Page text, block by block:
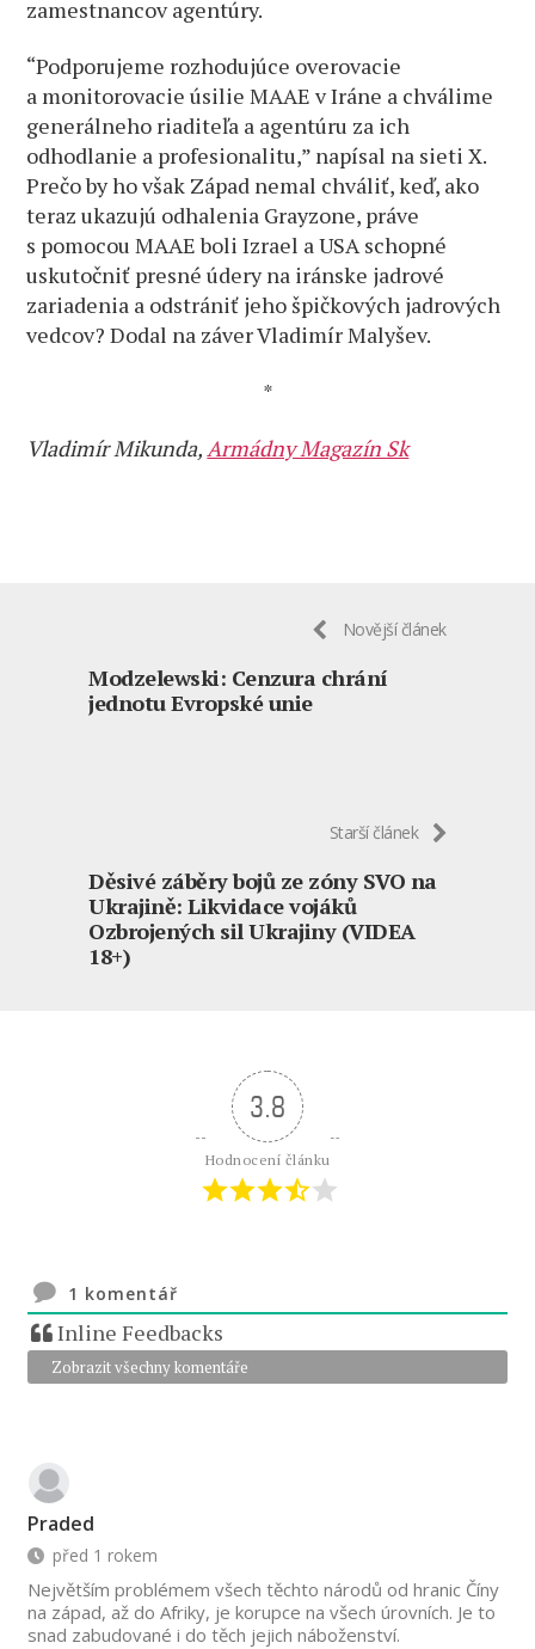
zamestnancov agentúry.
“Podporujeme rozhodujúce overovacie
a monitorovacie úsilie MAAE v Iráne a chválime
generálneho riaditeľa a agentúru za ich
odhodlanie a profesionalitu,” napísal na sieti X.
Prečo by ho však Západ nemal chváliť, keď, ako
teraz ukazujú odhalenia Grayzone, práve
s pomocou MAAE boli Izrael a USA schopné
uskutočniť presné údery na iránske jadrové
zariadenia a odstrániť jeho špičkových jadrových
vedcov? Dodal na záver Vladimír Malyšev.
*
Vladimír Mikunda,Armádny Magazín Sk
Novější článek
Modzelewski: Cenzura chrání
jednotu Evropské unie
Starší článek
Děsivé záběry bojů ze zóny SVO na
Ukrajině: Likvidace vojáků
Ozbrojených sil Ukrajiny (VIDEA
18+)
3.8
Hodnocení článku
1 komentář
Inline Feedbacks
Zobrazit všechny komentáře
Praded
před 1 rokem
Největším problémem všech těchto národů od hranic Číny
na západ, až do Afriky, je korupce na všech úrovních. Je to
snad zabudované i do těch jejich náboženství.